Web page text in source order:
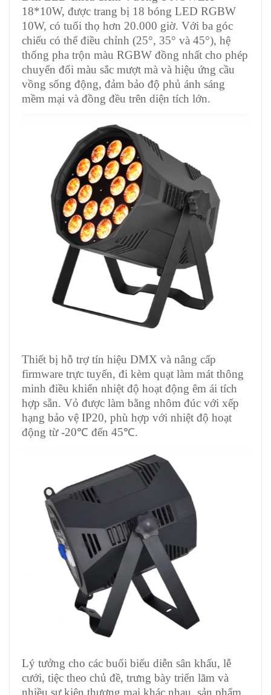
18*10W, được trang bị 18 bóng LED RGBW
10W, có tuổi thọ hơn 20.000 giờ. Với ba góc
chiếu có thể điều chỉnh (25°, 35° và 45°), hệ
thống pha trộn màu RGBW đồng nhất cho phép
chuyển đổi màu sắc mượt mà và hiệu ứng cầu
vồng sống động, đảm bảo độ phủ ánh sáng
mềm mại và đồng đều trên diện tích lớn.
Thiết bị hỗ trợ tín hiệu DMX và nâng cấp
firmware trực tuyến, đi kèm quạt làm mát thông
minh điều khiển nhiệt độ hoạt động êm ái tích
hợp sẵn. Vỏ được làm bằng nhôm đúc với xếp
hạng bảo vệ IP20, phù hợp với nhiệt độ hoạt
động từ -20℃ đến 45℃.
Lý tưởng cho các buổi biểu diễn sân khấu, lễ
cưới, tiệc theo chủ đề, trưng bày triển lãm và
nhiều sự kiện thương mại khác nhau, sản phẩm